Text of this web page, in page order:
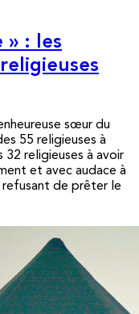
» : les
sœur du
55 religieuses à
religieuses à avoir
et avec audace à
refusant de prêter le